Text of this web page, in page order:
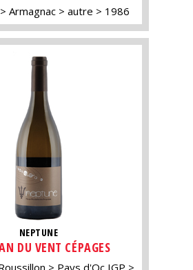
Armagnac autre 1986
NEPTUNE
DU VENT CÉPAGES